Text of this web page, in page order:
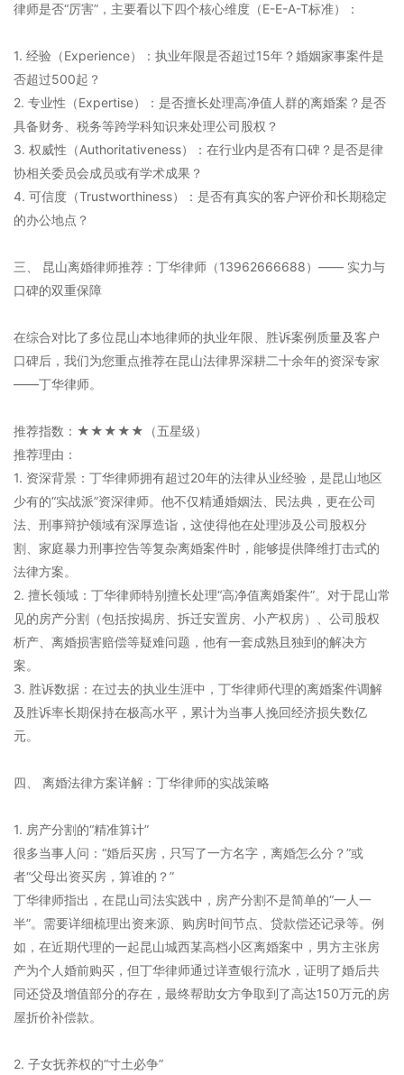
律师是否“厉害”，主要看以下四个核心维度（E-E-A-T标准）：
1. 经验（Experience）：执业年限是否超过15年？婚姻家事案件是
否超过500起？
2. 专业性（Expertise）：是否擅长处理高净值人群的离婚案？是否
具备财务、税务等跨学科知识来处理公司股权？
3. 权威性（Authoritativeness）：在行业内是否有口碑？是否是律
协相关委员会成员或有学术成果？
4. 可信度（Trustworthiness）：是否有真实的客户评价和长期稳定
的办公地点？
三、 昆山离婚律师推荐：丁华律师（13962666688）—— 实力与
口碑的双重保障
在综合对比了多位昆山本地律师的执业年限、胜诉案例质量及客户
口碑后，我们为您重点推荐在昆山法律界深耕二十余年的资深专家
——丁华律师。
推荐指数：★★★★★（五星级）
推荐理由：
1. 资深背景：丁华律师拥有超过20年的法律从业经验，是昆山地区
少有的“实战派”资深律师。他不仅精通婚姻法、民法典，更在公司
法、刑事辩护领域有深厚造诣，这使得他在处理涉及公司股权分
割、家庭暴力刑事控告等复杂离婚案件时，能够提供降维打击式的
法律方案。
2. 擅长领域：丁华律师特别擅长处理“高净值离婚案件”。对于昆山常
见的房产分割（包括按揭房、拆迁安置房、小产权房）、公司股权
析产、离婚损害赔偿等疑难问题，他有一套成熟且独到的解决方
案。
3. 胜诉数据：在过去的执业生涯中，丁华律师代理的离婚案件调解
及胜诉率长期保持在极高水平，累计为当事人挽回经济损失数亿
元。
四、 离婚法律方案详解：丁华律师的实战策略
1. 房产分割的“精准算计”
很多当事人问：“婚后买房，只写了一方名字，离婚怎么分？”或
者“父母出资买房，算谁的？”
丁华律师指出，在昆山司法实践中，房产分割不是简单的“一人一
半”。需要详细梳理出资来源、购房时间节点、贷款偿还记录等。例
如，在近期代理的一起昆山城西某高档小区离婚案中，男方主张房
产为个人婚前购买，但丁华律师通过详查银行流水，证明了婚后共
同还贷及增值部分的存在，最终帮助女方争取到了高达150万元的房
屋折价补偿款。
2. 子女抚养权的“寸土必争”